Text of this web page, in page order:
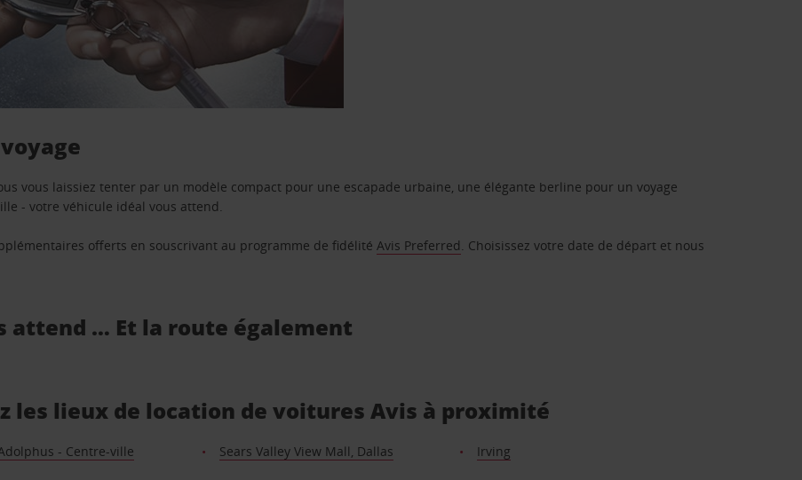
vous laissiez tenter par un modèle compact pour une escapade urbaine, une élégante berline pour un voyage
- votre véhicule idéal vous attend.
offerts en souscrivant au programme de fidélitéAvis Preferred. Choisissez votre date de départ et nous
attend … Et la route également
les lieux de location de voitures Avis à proximité
- Centre-ville Sears Valley View Mall, Dallas Irving